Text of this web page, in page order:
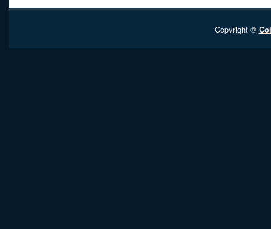
Copyright ©